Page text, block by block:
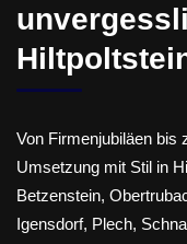
Von Firmenjubiläen bis
Umsetzung mit Stil in
Betzenstein,
Igensdorf, Plech,